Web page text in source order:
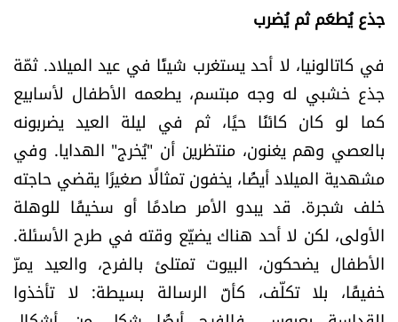
جذع يُطعَم ثم يُضرب
في كاتالونيا، لا أحد يستغرب شيئًا في عيد الميلاد. ثمّة
جذع خشبي له وجه مبتسم، يطعمه الأطفال لأسابيع
كما لو كان كائنًا حيًا، ثم في ليلة العيد يضربونه
بالعصي وهم يغنون، منتظرين أن "يُخرج" الهدايا. وفي
مشهدية الميلاد أيضًا، يخفون تمثالًا صغيرًا يقضي حاجته
خلف شجرة. قد يبدو الأمر صادمًا أو سخيفًا للوهلة
الأولى، لكن لا أحد هناك يضيّع وقته في طرح الأسئلة.
الأطفال يضحكون، البيوت تمتلئ بالفرح، والعيد يمرّ
خفيفًا، بلا تكلّف، كأنّ الرسالة بسيطة: لا تأخذوا